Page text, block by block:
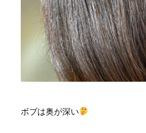
ボブは奥が深い